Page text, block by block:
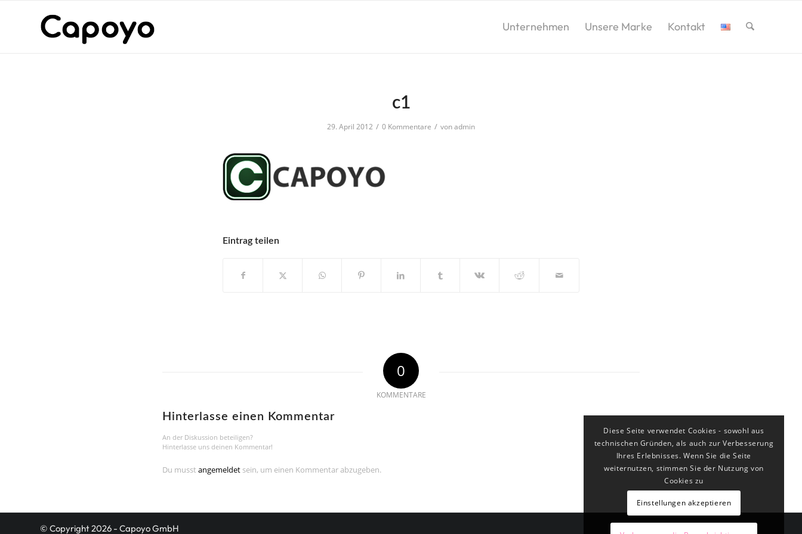
Unternehmen Unsere Marke Kontakt
c1
29. April 2012 / 0 Kommentare / vonadmin
Eintrag teilen
0
KOMMENTARE
Hinterlasse einen Kommentar
An der Diskussion beteiligen?
Hinterlasse uns deinen Kommentar!
Du musst angemeldet sein, um einen Kommentar abzugeben.
© Copyright 2026 - Capoyo GmbH
Diese Seite verwendet Cookies - sowohl aus
technischen Gründen, als auch zur Verbesserung
Ihres Erlebnisses. Wenn Sie die Seite
weiternutzen, stimmen Sie der Nutzung von
Cookies zu
Einstellungen akzeptieren